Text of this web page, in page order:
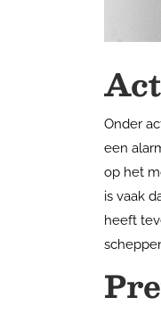
Onder
een
op het
is vaak
heeft